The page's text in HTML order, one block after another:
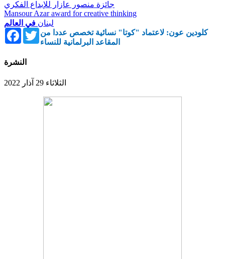
جائزة منصور عازار للإبداع الفكري
Mansour Azar award for creative thinking
لبنان في العالم
FacebookTwitter
كلودين عون: لاعتماد "كوتا" نسائية تخصص عددا من
المقاعد البرلمانية للنساء
النشرة
الثلاثاء 29 آذار 2022